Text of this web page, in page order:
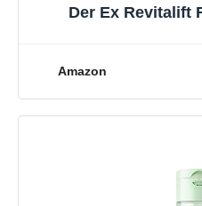
Der Ex Revitalift
Amazon